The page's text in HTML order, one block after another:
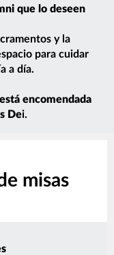
que lo deseen
y la
para cuidar
a día.
encomendada
Dei.
misas